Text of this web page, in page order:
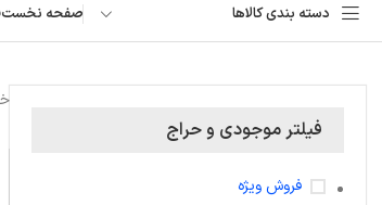
دسته بندی کالاها
صفحه نخست
فیلتر موجودی و حراج
فروش ویژه